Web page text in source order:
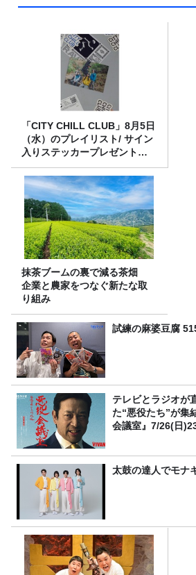
「CITY CHILL CLUB」8月5日
（水）のプレイリスト/ サイン
入りステッカープレゼント有
り
抹茶ブームの裏で減る茶畑
企業と農家をつなぐ新たな取
り組み
試練の麻婆豆腐
テレビとラジオが
た“悪役たち”が集
会議室』7/26(日
太鼓の達人でモナ